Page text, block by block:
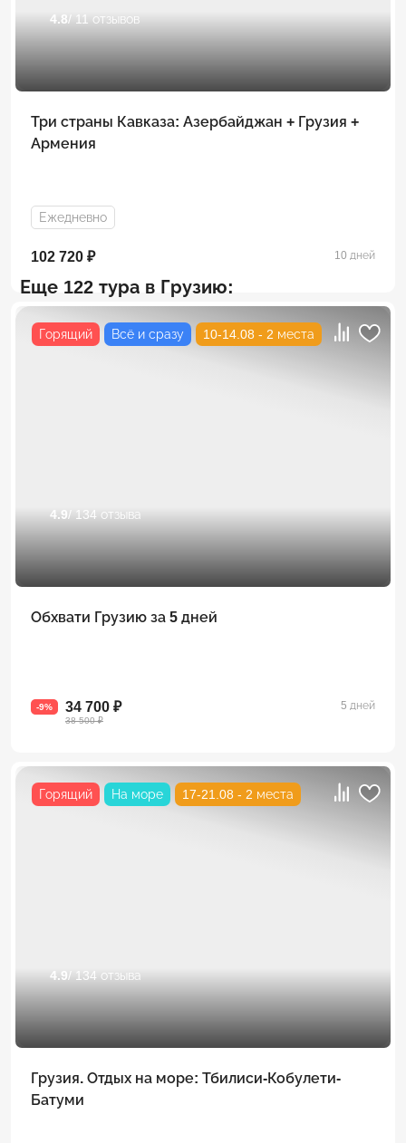
4.8/ 11 отзывов
Три страны Кавказа: Азербайджан + Грузия +
Армения
Ежедневно
102 720 ₽ 10 дней
Еще 122 тура в Грузию:
Горящий Всё и сразу 10-14.08 - 2 места
4.9/ 134 отзыва
Обхвати Грузию за 5 дней
-9% 34 700 ₽
38 500 ₽
5 дней
Горящий На море 17-21.08 - 2 места
4.9 / 134 отзыва
Грузия. Отдых на море: Тбилиси-Кобулети-
Батуми